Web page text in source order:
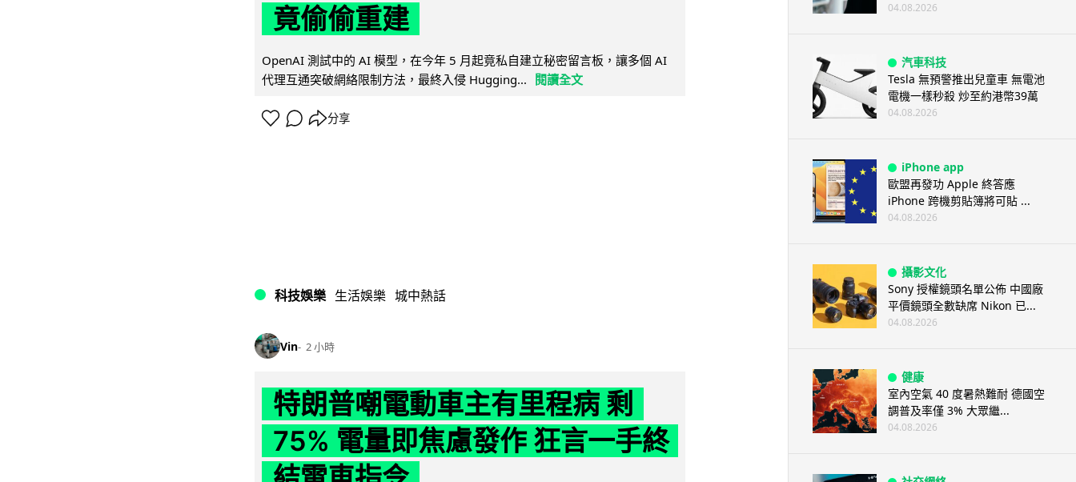
竟偷偷重建
OpenAI 測試中的 AI 模型，在今年 5 月起竟私自建立秘密留言板，讓多個 AI
代理互通突破網絡限制方法，最終入侵 Hugging...
閱讀全文
分享
科技娛樂 生活娛樂 城中熱話
Vin 2 小時
特朗普嘲電動車主有里程病 剩
75% 電量即焦慮發作 狂言一手終
04.08.2026
汽車科技
Tesla 無預警推出兒童車 無電池
電機一樣秒殺 炒至約港幣39萬
04.08.2026
iPhone app
歐盟再發功 Apple 終答應
iPhone 跨機剪貼簿將可貼 ...
04.08.2026
攝影文化
Sony 授權鏡頭名單公佈 中國廠
平價鏡頭全數缺席 Nikon 已...
04.08.2026
健康
室內空氣 40 度暑熱難耐 德國空
調普及率僅 3% 大眾繼...
04.08.2026